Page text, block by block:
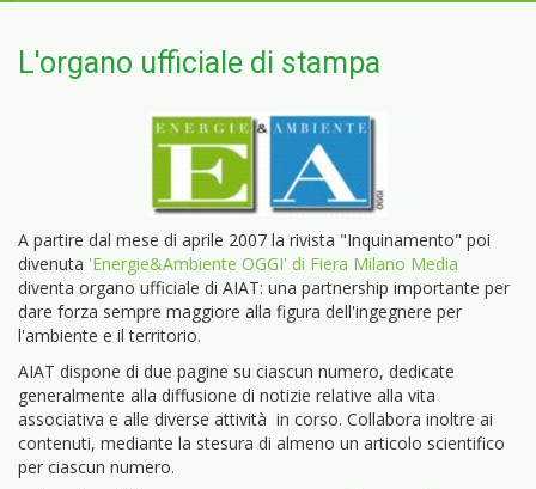
L'organo ufficiale di stampa
A partire dal mese di aprile 2007 la rivista "Inquinamento" poi
divenuta 'Energie&Ambiente OGGI' di Fiera Milano Media
diventa organo ufficiale di AIAT: una partnership importante per
dare forza sempre maggiore alla figura dell'ingegnere per
l'ambiente e il territorio.
AIAT dispone di due pagine su ciascun numero, dedicate
generalmente alla diffusione di notizie relative alla vita
associativa e alle diverse attività in corso. Collabora inoltre ai
contenuti, mediante la stesura di almeno un articolo scientifico
per ciascun numero.